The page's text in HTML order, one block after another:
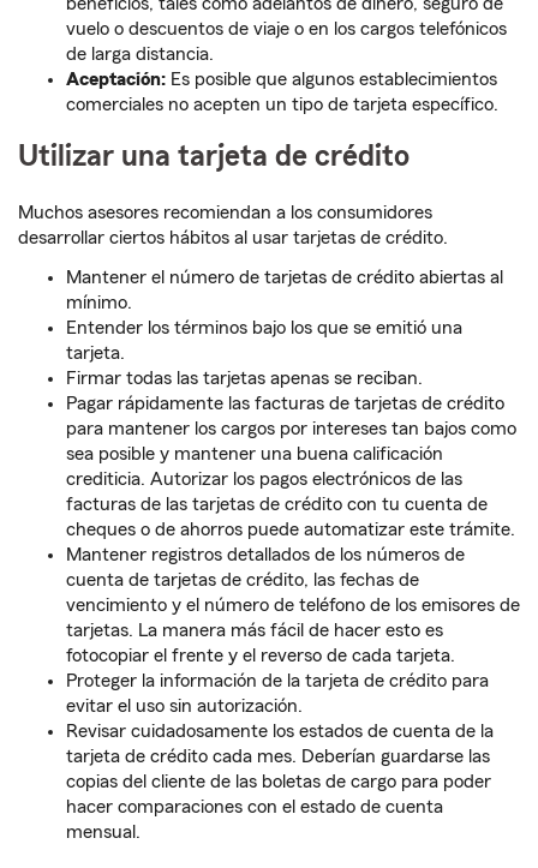
vuelo o descuentos de viaje o en los cargos telefónicos
de larga distancia.
Aceptación: Es posible que algunos establecimientos
comerciales no acepten un tipo de tarjeta específico.
Utilizar una tarjeta de crédito
Muchos asesores recomiendan a los consumidores
desarrollar ciertos hábitos al usar tarjetas de crédito.
Mantener el número de tarjetas de crédito abiertas al
mínimo.
Entender los términos bajo los que se emitió una
tarjeta.
Firmar todas las tarjetas apenas se reciban.
Pagar rápidamente las facturas de tarjetas de crédito
para mantener los cargos por intereses tan bajos como
sea posible y mantener una buena calificación
crediticia. Autorizar los pagos electrónicos de las
facturas de las tarjetas de crédito con tu cuenta de
cheques o de ahorros puede automatizar este trámite.
Mantener registros detallados de los números de
cuenta de tarjetas de crédito, las fechas de
vencimiento y el número de teléfono de los emisores de
tarjetas. La manera más fácil de hacer esto es
fotocopiar el frente y el reverso de cada tarjeta.
Proteger la información de la tarjeta de crédito para
evitar el uso sin autorización.
Revisar cuidadosamente los estados de cuenta de la
tarjeta de crédito cada mes. Deberían guardarse las
copias del cliente de las boletas de cargo para poder
hacer comparaciones con el estado de cuenta
mensual.